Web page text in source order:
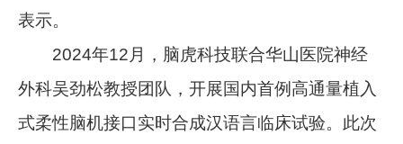
表示。
2024年12月，脑虎科技联合华山医院神经
外科吴劲松教授团队，开展国内首例高通量植入
式柔性脑机接口实时合成汉语言临床试验。此次